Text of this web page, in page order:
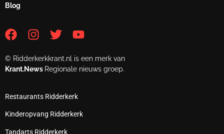
Blog
© Ridderkerkkrant.nl is een merk van
Krant.News Regionale nieuws groep.
Restaurants Ridderkerk
Kinderopvang Ridderkerk
Tandarts Ridderkerk